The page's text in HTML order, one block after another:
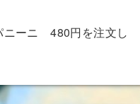
ニーニ 480円を注文し